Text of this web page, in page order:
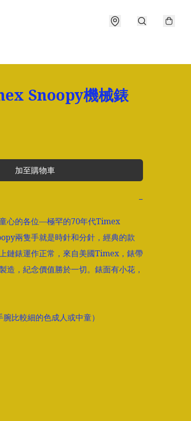
Snoopy機械錶
加至購物車
−
心的各位—極罕的70年代Timex
兩隻手就是時針和分針，經典的款
鏈錶運作正常，來自美國Timex，錶帶
造，紀念價值勝於一切。錶面有小花，
比較細的色成人或中童）